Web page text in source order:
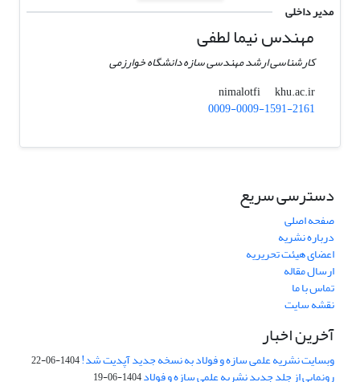
مدیر داخلی
مهندس نیما لطفی
کارشناسی ارشد مهندسی سازه دانشگاه خوارزمی
nimalotfi
khu.ac.ir
0009-0009-1591-2161
دسترسی سریع
صفحه اصلی
درباره نشریه
اعضای هیئت تحریریه
ارسال مقاله
تماس با ما
نقشه سایت
آخرین اخبار
وبسایت نشریه علمی سازه و فولاد به نسخه جدید آپدیت شد!1404-06-22
رونمایی از جلد جدید نشریه علمی سازه و فولاد1404-06-19